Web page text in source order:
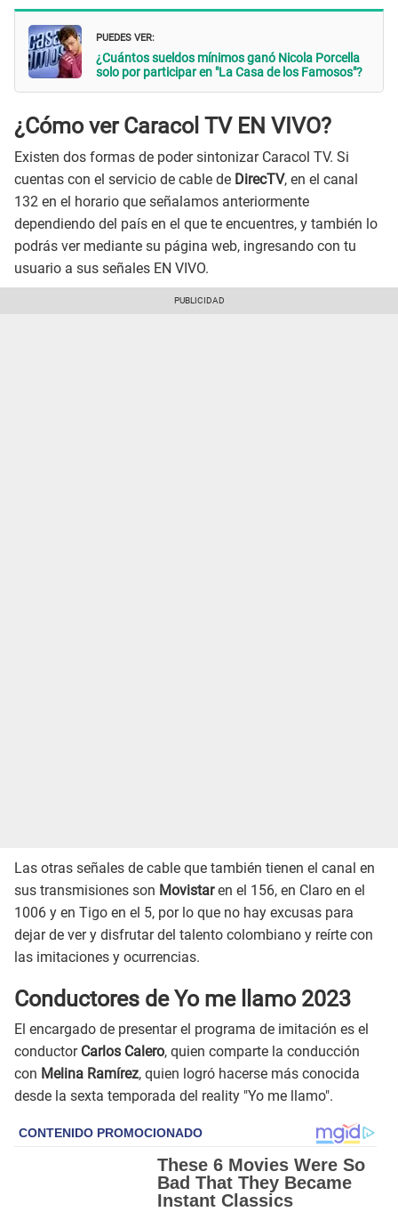
PUEDES VER:
¿Cuántos sueldos mínimos ganó Nicola Porcella
solo por participar en "La Casa de los Famosos"?
¿Cómo ver Caracol TV EN VIVO?
Existen dos formas de poder sintonizar Caracol TV. Si
cuentas con el servicio de cable de DirecTV, en el canal
132 en el horario que señalamos anteriormente
dependiendo del país en el que te encuentres, y también lo
podrás ver mediante su página web, ingresando con tu
usuario a sus señales EN VIVO.
Las otras señales de cable que también tienen el canal en
sus transmisiones son Movistaren el 156, en Claro en el
1006 y en Tigo en el 5, por lo que no hay excusas para
dejar de ver y disfrutar del talento colombiano y reírte con
las imitaciones y ocurrencias.
Conductores de Yo me llamo 2023
El encargado de presentar el programa de imitación es el
conductor Carlos Calero, quien comparte la conducción
con Melina Ramírez, quien logró hacerse más conocida
desde la sexta temporada del reality "Yo me llamo".